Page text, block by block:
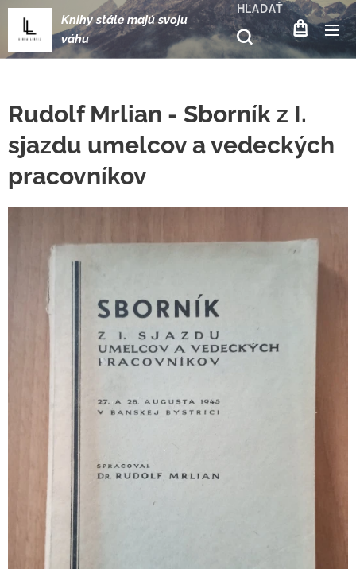
Knihy stále majú svoju
váhu
HĽADAŤ
Rudolf Mrlian - Sborník z I.
sjazdu umelcov a vedeckých
pracovníkov